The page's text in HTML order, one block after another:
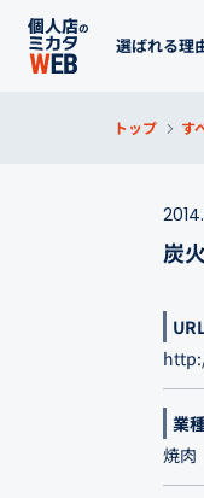
選ばれる理
トップ す
炭
業
焼肉